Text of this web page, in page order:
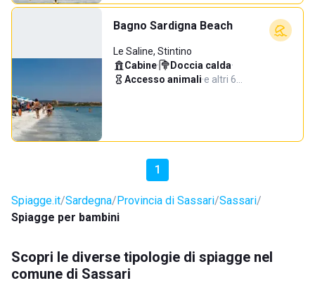
Bagno Sardigna Beach
Le Saline, Stintino
Cabine· Doccia calda·
Accesso animali·e altri 6…
1
Spiagge.it Sardegna Provincia di Sassari Sassari
Spiagge per bambini
Scopri le diverse tipologie di spiagge nel
comune di Sassari